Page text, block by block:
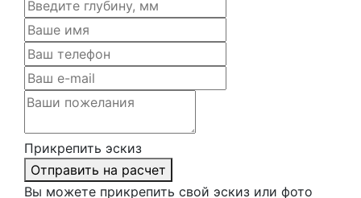
Прикрепить эскиз
Отправить на расчет
Вы можете прикрепить свой эскиз или фото